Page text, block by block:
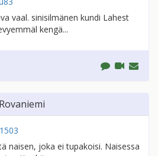
vaal. sinisilmänen kundi Lahest
kengä...
Rovaniemi
naisen, joka ei tupakoisi. Naisessa